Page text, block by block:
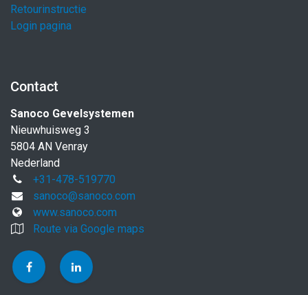
Retourinstructie
Login pagina
Contact
Sanoco Gevelsystemen
Nieuwhuisweg 3
5804 AN Venray
Nederland
+31-478-519770
sanoco@sanoco.com
www.sanoco.com
Route via Google maps